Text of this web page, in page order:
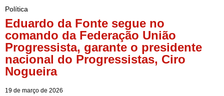
Política
Eduardo da Fonte segue no
comando da Federação União
Progressista, garante o presidente
nacional do Progressistas, Ciro
Nogueira
19 de março de 2026